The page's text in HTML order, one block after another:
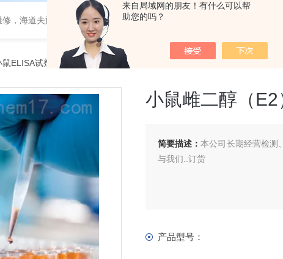
来自局域网的朋友！有什么可以帮
助您的吗？
，海道夫旋转蒸发仪
鼠ELISA试剂盒> 小鼠雌二醇（E2）ELISA 试剂盒
小鼠雌二醇（
简要描述：本公司长期经营检测
与我们..订货
产品型号：